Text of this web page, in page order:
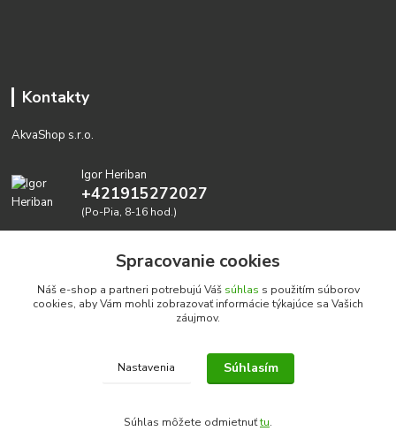
Kontakty
AkvaShop s.r.o.
Igor Heriban
+421915272027
(Po-Pia, 8-16 hod.)
Realizujeme prírodné akvária: AkvaShop s.r.o. • IBAN:
SK3911000000002947087849
Spracovanie cookies
Náš e-shop a partneri potrebujú Váš súhlas s použitím súborov
cookies, aby Vám mohli zobrazovať informácie týkajúce sa Vašich
záujmov.
Nastavenia Súhlasím
Súhlas môžete odmietnuťtu.